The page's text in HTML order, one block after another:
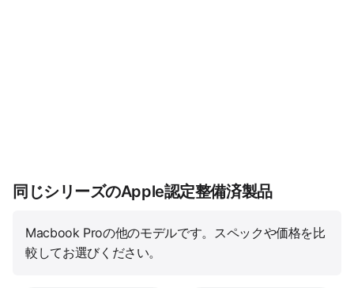
同じシリーズのApple認定整備済製品
Macbook Proの他のモデルです。スペックや価格を比
較してお選びください。